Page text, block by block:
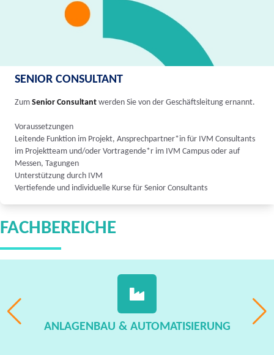
SENIOR CONSULTANT
Zum Senior Consultant werden Sie von der Geschäftsleitung ernannt.
Voraussetzungen
Leitende Funktion im Projekt, Ansprechpartner*in für IVM Consultants
im Projektteam und/oder Vortragende*r im IVM Campus oder auf
Messen, Tagungen
Unterstützung durch IVM
Vertiefende und individuelle Kurse für Senior Consultants
FACHBEREICHE
ANLAGENBAU & AUTOMATISIERUNG